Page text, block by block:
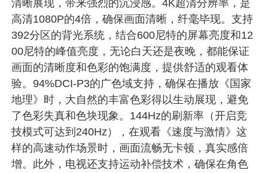
清晰展现，带来强烈的沉浸感。4K超清分辨率，是
高清1080P的4倍，确保画面清晰，纤毫毕现。支持
392分区的背光系统，结合600尼特的屏幕亮度和12
00尼特的峰值亮度，无论白天还是夜晚，都能保证
画面的清晰度和色彩的饱满度，提供舒适的观看体
验。94%DCI-P3的广色域支持，确保在播放《国家
地理》时，大自然的丰富色彩得以生动展现，避免
了色彩失真和色块现象。144Hz的刷新率（开启竞
技模式可达到240Hz），在观看《速度与激情》这
样的高速动作场景时，画面流畅无卡顿，真实感倍
增。此外，电视还支持运动补偿技术，确保在角色